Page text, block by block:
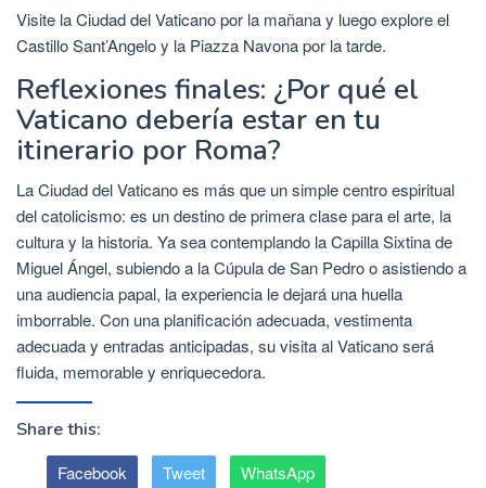
Visite la Ciudad del Vaticano por la mañana y luego explore el
Castillo Sant’Angelo y la Piazza Navona por la tarde.
Reflexiones finales: ¿Por qué el
Vaticano debería estar en tu
itinerario por Roma?
La Ciudad del Vaticano es más que un simple centro espiritual
del catolicismo: es un destino de primera clase para el arte, la
cultura y la historia. Ya sea contemplando la Capilla Sixtina de
Miguel Ángel, subiendo a la Cúpula de San Pedro o asistiendo a
una audiencia papal, la experiencia le dejará una huella
imborrable. Con una planificación adecuada, vestimenta
adecuada y entradas anticipadas, su visita al Vaticano será
fluida, memorable y enriquecedora.
Share this:
Facebook Tweet WhatsApp